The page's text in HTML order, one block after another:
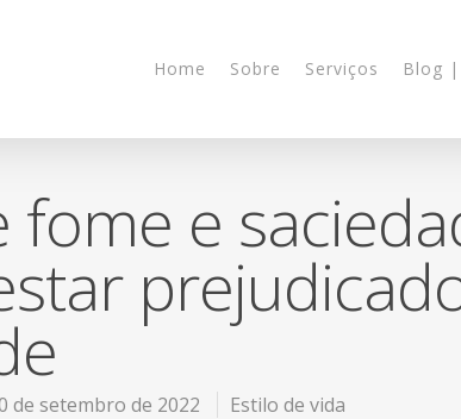
Home Sobre Serviços Blog
fome e
de setembro de 2022 Estilo de vida